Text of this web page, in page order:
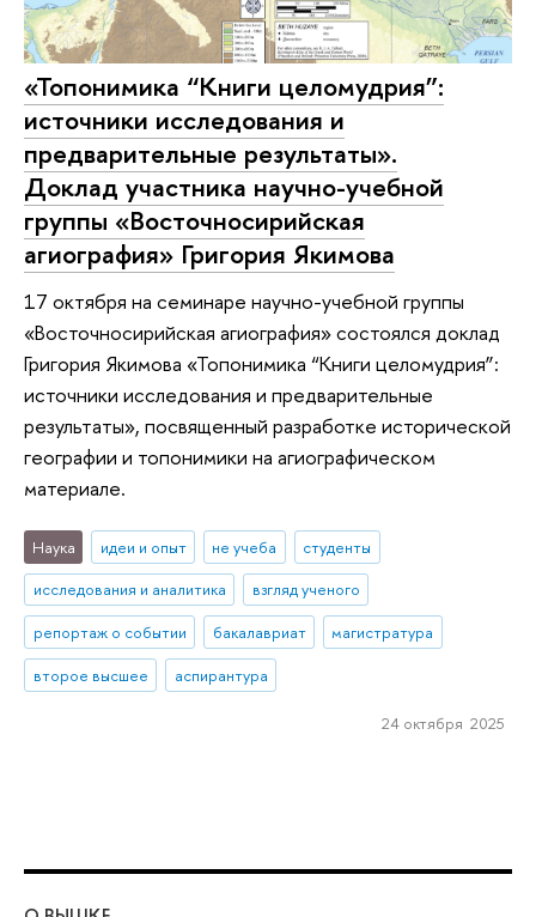
«Топонимика “Книги целомудрия”:
источники исследования и
предварительные результаты».
Доклад участника научно-учебной
группы «Восточносирийская
агиография» Григория Якимова
17 октября на семинаре научно-учебной группы
«Восточносирийская агиография» состоялся доклад
Григория Якимова «Топонимика “Книги целомудрия”:
источники исследования и предварительные
результаты», посвященный разработке исторической
географии и топонимики на агиографическом
материале.
Наука идеи и опыт не учеба
студенты
исследования и аналитика
взгляд ученого
репортаж о событии
бакалавриат
магистратура
второе высшее
аспирантура
24 октября 2025